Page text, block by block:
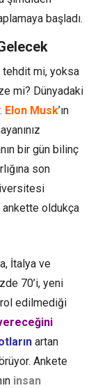
başladı.
tehdit mi, yoksa
mi? Dünyadaki
Elon Musk’ın
bir gün bilinç
son
ankette oldukça
İtalya ve
70’i, yeni
edilmediği
artan
Ankete
insan